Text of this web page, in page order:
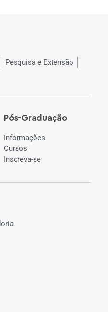
Pesquisa e Extensão
Pós-Graduação
Informações
Cursos
Inscreva-se